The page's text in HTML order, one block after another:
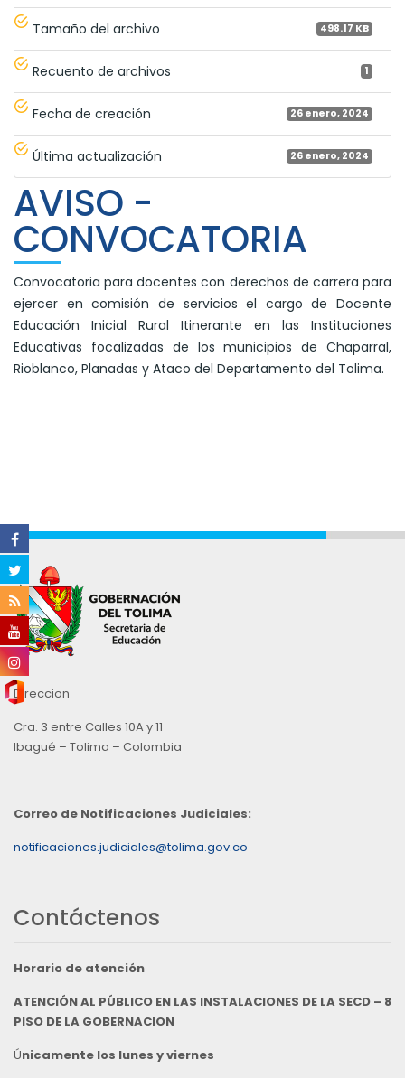
Tamaño del archivo 498.17 KB
Recuento de archivos 1
Fecha de creación 26 enero, 2024
Última actualización 26 enero, 2024
AVISO -
CONVOCATORIA
Convocatoria para docentes con derechos de carrera para
ejercer en comisión de servicios el cargo de Docente
Educación Inicial Rural Itinerante en las Instituciones
Educativas focalizadas de los municipios de Chaparral,
Rioblanco, Planadas y Ataco del Departamento del Tolima.
Direccion
Cra. 3 entre Calles 10A y 11
Ibagué – Tolima – Colombia
Correo de Notificaciones Judiciales:
notificaciones.judiciales@tolima.gov.co
Contáctenos
Horario de atención
ATENCIÓN AL PÚBLICO EN LAS INSTALACIONES DE LA SECD – 8
PISO DE LA GOBERNACION
Únicamente los lunes y viernes